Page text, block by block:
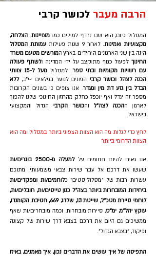
הרבה מעבר לכושר קרבי
המסלול כיום, הוא שם נרדף למילים כמומצויינות, הצלחה,
מקצועיות ואמינות. לאחר 9 שנות פעילות
עמותת המסלול
הינה בין שני הארגונים היחידים בארץ המורשים מטעם משרד
החינוך לפעול כגוף מתוקצב על ידי המדינה ולשתף פעולה
עם רשויות מקומיות ובתי ספר. למסלול
מעל ל-15 צוותי
הכנה לצהל וכושר קרבי הפונים לנוער בגילאים י-י"ב, ללא
הבדל בין גזע דת מין ומגדר. אנו צופים כי בשנים הקרובות
מספר זה יגדל ואף יוכפל כחלק מהחזון החינוכי שלנו להפוך
לארגון ההכנה לצה"ל והכושר הקרביהגדול והמקצועי
בישראל.
לחץ כדי לגלות מה הוא הצוות הצפוני ביותר במסלול ומה הוא
הצוות הדרומי ביותר
אנו גאים להיות חתומים עללמעלה מ-2500 בוגרים/ות
שעשו את דרכם אל עבר שירות צבאי משמעותי. מתוכם
עשרות רבות של "מסלוליסטים" כלוחמים/ות ומפקדים/ות
ביחידות המובחרות ביותר בצה"ל כגון טייסים/ות, חובלים/ות,
לוחמי סיירת מטכ"ל, שייטת 13, שלדג, 669, חטיבת הקומנדו,
עוקץ יהל"מ, ימ"ס, סיירות מובחרות, וכמה מובחרים/ות שאף
ממשיכים גם היום את דרכם בצבא דרך שירות של קצונה
ופיקוד, "בצבא הגדול".
התפיסה של איך עושים את הדברים נכון, איך מאמנים, באיזו